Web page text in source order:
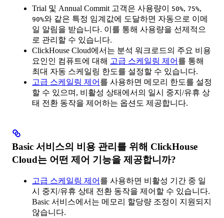
Trial 및 Annual Commit 고객은 사용량이 50%, 75%,
90%와 같은 특정 임계값에 도달하면 자동으로 이메
일 알림을 받습니다. 이를 통해 사용량을 선제적으
로 관리할 수 있습니다.
ClickHouse Cloud에서는 분석 워크로드의 주요 비용
요인인 컴퓨트에 대해 고급 스케일링 제어 를 통해
최대 자동 스케일링 한도를 설정할 수 있습니다.
고급 스케일링 제어 를 사용하면 메모리 한도를 설정
할 수 있으며, 비활성 상태에서의 일시 중지/유휴 상
태 전환 동작을 제어하는 옵션도 제공합니다.
Basic 서비스의 비용 관리를 위해 ClickHouse
Cloud는 어떤 제어 기능을 제공합니까?
고급 스케일링 제어 를 사용하면 비활성 기간 중 일
시 중지/유휴 상태 전환 동작을 제어할 수 있습니다.
Basic 서비스에서는 메모리 할당량 조정이 지원되지
않습니다.